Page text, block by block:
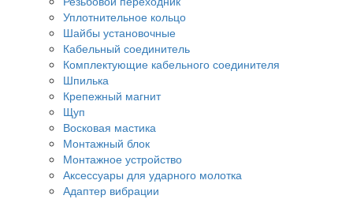
Уплотнительное кольцо
Шайбы установочные
Кабельный соединитель
Комплектующие кабельного соединителя
Шпилька
Крепежный магнит
Щуп
Восковая мастика
Монтажный блок
Монтажное устройство
Аксессуары для ударного молотка
Адаптер вибрации